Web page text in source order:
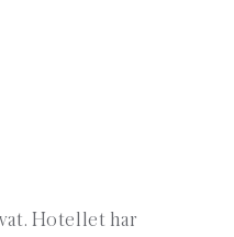
Hotellet har